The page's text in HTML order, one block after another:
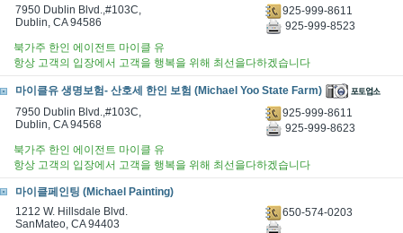
7950 Dublin Blvd.,#103C,
Dublin, CA 94586
925-999-8611
925-999-8523
북가주 한인 에이전트 마이클 유
항상 고객의 입장에서 고객을 행복을 위해 최선을다하겠습니다
마이클유 생명보험- 산호세 한인 보험 (Michael Yoo State Farm)
7950 Dublin Blvd.,#103C,
Dublin, CA 94568
925-999-8611
925-999-8623
북가주 한인 에이전트 마이클 유
항상 고객의 입장에서 고객을 행복을 위해 최선을다하겠습니다
마이클페인팅 (Michael Painting)
1212 W. Hillsdale Blvd.
SanMateo, CA 94403
650-574-0203